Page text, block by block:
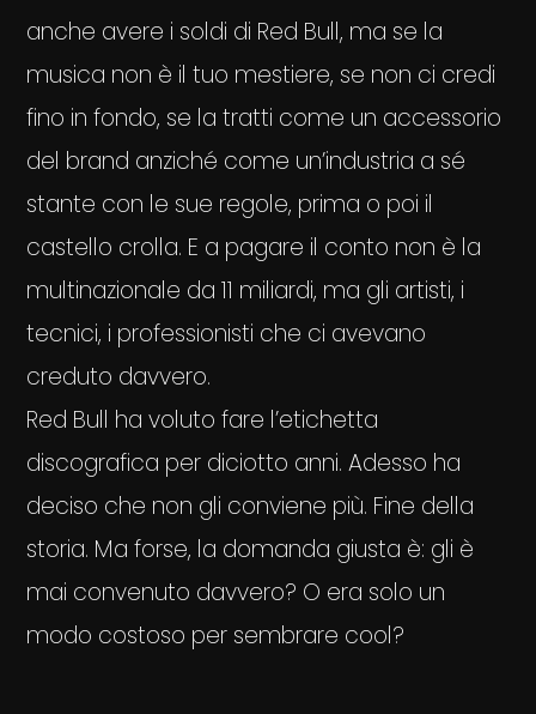
anche avere i soldi di Red Bull, ma se la
musica non è il tuo mestiere, se non ci credi
fino in fondo, se la tratti come un accessorio
del brand anziché come un’industria a sé
stante con le sue regole, prima o poi il
castello crolla. E a pagare il conto non è la
multinazionale da 11 miliardi, ma gli artisti, i
tecnici, i professionisti che ci avevano
creduto davvero.
Red Bull ha voluto fare l’etichetta
discografica per diciotto anni. Adesso ha
deciso che non gli conviene più. Fine della
storia. Ma forse, la domanda giusta è: gli è
mai convenuto davvero? O era solo un
modo costoso per sembrare cool?